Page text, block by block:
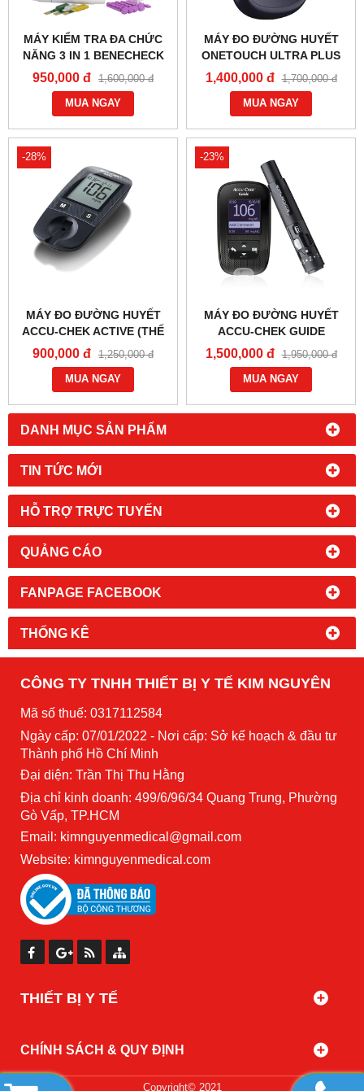
DANH MỤC SẢN PHẨM
TIN TỨC MỚI
HỖ TRỢ TRỰC TUYẾN
QUẢNG CÁO
FANPAGE FACEBOOK
THỐNG KÊ
MÁY KIỂM TRA ĐA CHỨC
NĂNG 3 IN 1 BENECHECK
PLUS
950,000 đ 1,600,000 đ
MUA NGAY
MÁY ĐO ĐƯỜNG HUYẾT
ONETOUCH ULTRA PLUS
FLEX
1,400,000 đ 1,700,000 đ
MUA NGAY
-28%
MÁY ĐO ĐƯỜNG HUYẾT
ACCU-CHEK ACTIVE (THẾ
HỆ 4)
900,000 đ 1,250,000 đ
MUA NGAY
-23%
MÁY ĐO ĐƯỜNG HUYẾT
ACCU-CHEK GUIDE
1,500,000 đ 1,950,000 đ
MUA NGAY
CÔNG TY TNHH THIẾT BỊ Y TẾ KIM NGUYÊN
Mã số thuế: 0317112584
Ngày cấp: 07/01/2022 - Nơi cấp: Sở kế hoạch & đầu tư
Thành phố Hồ Chí Minh
Đại diện: Trần Thị Thu Hằng
Địa chỉ kinh doanh: 499/6/96/34 Quang Trung, Phường
Gò Vấp, TP.HCM
Email: kimnguyenmedical@gmail.com
Website: kimnguyenmedical.com
THIẾT BỊ Y TẾ
CHÍNH SÁCH & QUY ĐỊNH
Copyright© 2021